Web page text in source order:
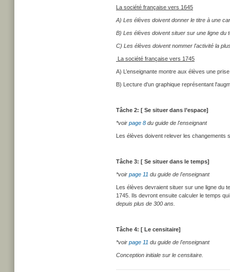
La société française vers 1645
A) Les élèves doivent donner le titre à une
B) Les élèves doivent situer sur une ligne
C) Les élèves doivent nommer l'activité la
La société française vers 1745
A) L’enseignante montre aux élèves une
B) Lecture d'un graphique représentant
Tâche 2: [ Se situer dans l’espace]
*voir page 8 du guide de l'enseignant
Les élèves doivent relever les changements
Tâche 3: [ Se situer dans le temps]
*voir page 11 du guide de l'enseignant
Les élèves devraient situer sur une ligne du
1745. Ils devront ensuite calculer le temps
depuis plus de 300 ans.
Tâche 4: [ Le censitaire]
*voir page 11 du guide de l'enseignant
Conception initiale sur le censitaire.